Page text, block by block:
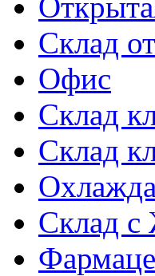
Склад
Офис
Склад
Склад
Склад с